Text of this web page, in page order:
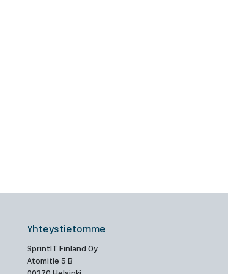
Yhteystietomme
SprintIT Finland Oy
Atomitie 5 B